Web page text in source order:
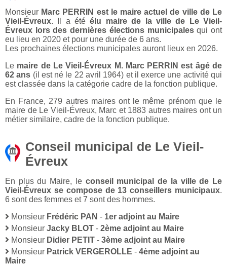
Monsieur Marc PERRIN est le maire actuel de ville de Le
Vieil-Évreux. Il a étéélu maire de la ville de Le Vieil-
Évreux lors des dernières élections municipalesqui ont
eu lieu en 2020 et pour une durée de 6 ans.
Les prochaines élections municipales auront lieux en 2026.
Le maire de Le Vieil-Évreux M. Marc PERRIN est âgé de
62 ans (il est né le 22 avril 1964) et il exerce une activité qui
est classée dans la catégorie cadre de la fonction publique.
En France, 279 autres maires ont le même prénom que le
maire de Le Vieil-Évreux, Marc et 1883 autres maires ont un
métier similaire, cadre de la fonction publique.
Conseil municipal de Le Vieil-
Évreux
En plus du Maire, le conseil municipal de la ville de Le
Vieil-Évreux se compose de 13 conseillers municipaux.
6 sont des femmes et 7 sont des hommes.
Monsieur Frédéric PAN - 1er adjoint au Maire
Monsieur Jacky BLOT - 2ème adjoint au Maire
Monsieur Didier PETIT - 3ème adjoint au Maire
Monsieur Patrick VERGEROLLE - 4ème adjoint au
Maire